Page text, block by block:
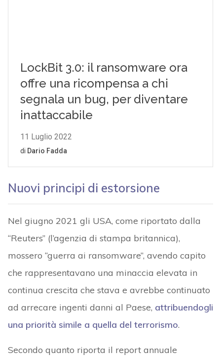
Nuovi principi di estorsione
Nel giugno 2021 gli USA, come riportato dalla
“Reuters” (l’agenzia di stampa britannica),
mossero “guerra ai ransomware”, avendo capito
che rappresentavano una minaccia elevata in
continua crescita che stava e avrebbe continuato
ad arrecare ingenti danni al Paese, attribuendogli
una priorità simile a quella del terrorismo.
Secondo quanto riporta il report annuale